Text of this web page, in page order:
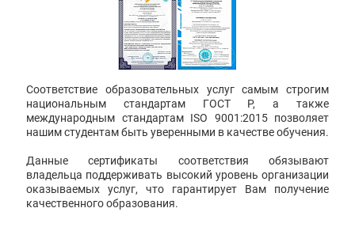
Соответствие образовательных услуг самым строгим
национальным стандартам ГОСТ Р, а также
международным стандартам ISO 9001:2015 позволяет
нашим студентам быть уверенными в качестве обучения.
Данные сертификаты соответствия обязывают
владельца поддерживать высокий уровень организации
оказываемых услуг, что гарантирует Вам получение
качественного образования.